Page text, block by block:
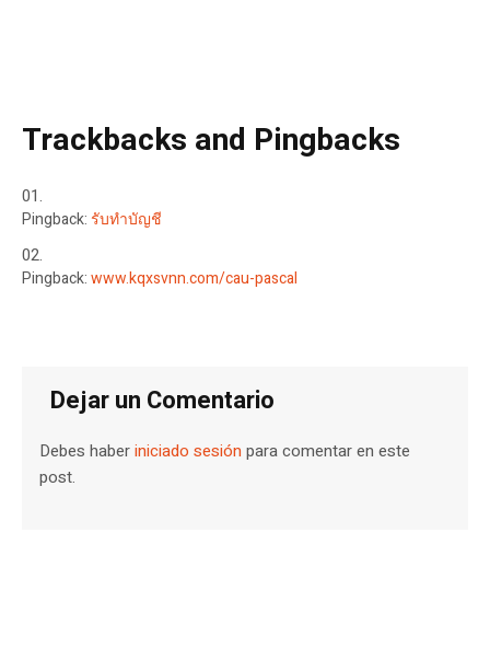
Trackbacks and Pingbacks
Pingback:รับทำบัญชี
Pingback:www.kqxsvnn.com/cau-pascal
Dejar un Comentario
Debes haberiniciado sesión para comentar en este
post.